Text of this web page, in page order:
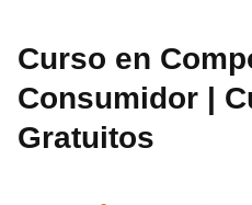
Curso en
Consumidor |
Gratuitos